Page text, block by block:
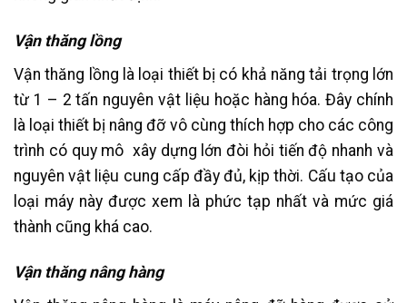
Vận thăng lồng
Vận thăng lồng là loại thiết bị có khả năng tải trọng lớn
từ 1 – 2 tấn nguyên vật liệu hoặc hàng hóa. Đây chính
là loại thiết bị nâng đỡ vô cùng thích hợp cho các công
trình có quy mô xây dựng lớn đòi hỏi tiến độ nhanh và
nguyên vật liệu cung cấp đầy đủ, kịp thời. Cấu tạo của
loại máy này được xem là phức tạp nhất và mức giá
thành cũng khá cao.
Vận thăng nâng hàng